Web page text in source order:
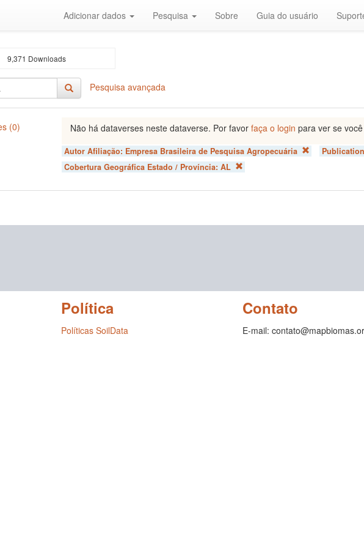
Adicionar dados Pesquisa Sobre Guia do usuário
9,371 Downloads
Pesquisa avançada
(0)
Não há dataverses neste dataverse. Por favor faça o login para ver se
Autor Afiliação: Empresa Brasileira de Pesquisa Agropecuária
Cobertura Geográfica Estado / Província: AL
Política
Políticas SoilData
Contato
E-mail: